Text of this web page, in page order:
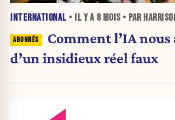
INTERNATIONAL • IL Y A 8 MOIS• PAR
Comment l’IA nous
d’un insidieux réel faux